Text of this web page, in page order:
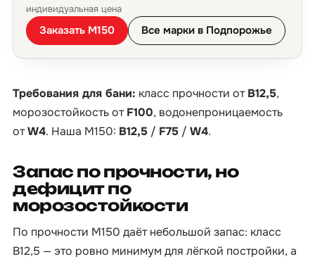
индивидуальная цена
Заказать М150 Все марки в Подпорожье
Требования для бани: класс прочности отB12,5,
морозостойкость отF100, водонепроницаемость
отW4. Наша М150: B12,5 / F75 / W4.
Запас по прочности, но
дефицит по
морозостойкости
По прочности М150 даёт небольшой запас: класс
B12,5 — это ровно минимум для лёгкой постройки, а